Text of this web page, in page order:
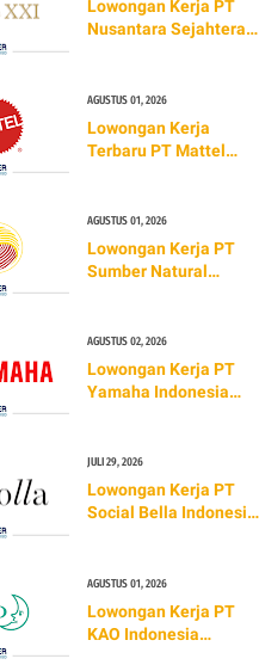
Lowongan Kerja PT
Nusantara Sejahtera
AGUSTUS 01, 2026
Lowongan Kerja
Terbaru PT Mattel
AGUSTUS 01, 2026
Lowongan Kerja PT
Sumber Natural
AGUSTUS 02, 2026
Lowongan Kerja PT
Yamaha Indonesia
JULI 29, 2026
Lowongan Kerja PT
Social Bella Indonesia
AGUSTUS 01, 2026
Lowongan Kerja PT
KAO Indonesia